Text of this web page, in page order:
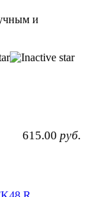
и
615.00 руб.